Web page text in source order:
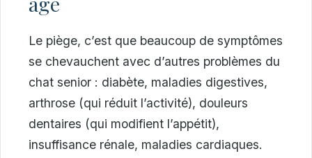
Le piège, c’est que beaucoup de symptômes
se chevauchent avec d’autres problèmes du
chat senior : diabète, maladies digestives,
arthrose (qui réduit l’activité), douleurs
dentaires (qui modifient l’appétit),
insuffisance rénale, maladies cardiaques.